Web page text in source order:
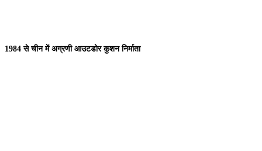
1984 से चीन में अग्रणी आउटडोर कुशन निर्माता